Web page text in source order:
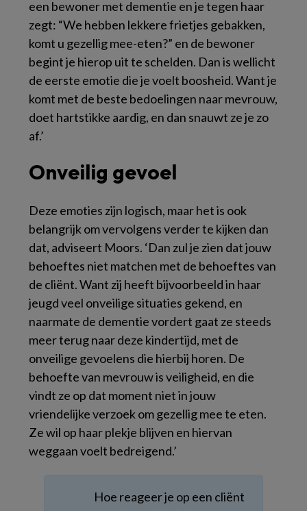
een bewoner met dementie en je tegen haar
zegt: “We hebben lekkere frietjes gebakken,
komt u gezellig mee-eten?” en de bewoner
begint je hierop uit te schelden. Dan is wellicht
de eerste emotie die je voelt boosheid. Want je
komt met de beste bedoelingen naar mevrouw,
doet hartstikke aardig, en dan snauwt ze je zo
af.’
Onveilig gevoel
Deze emoties zijn logisch, maar het is ook
belangrijk om vervolgens verder te kijken dan
dat, adviseert Moors. ‘Dan zul je zien dat jouw
behoeftes niet matchen met de behoeftes van
de cliënt. Want zij heeft bijvoorbeeld in haar
jeugd veel onveilige situaties gekend, en
naarmate de dementie vordert gaat ze steeds
meer terug naar deze kindertijd, met de
onveilige gevoelens die hierbij horen. De
behoefte van mevrouw is veiligheid, en die
vindt ze op dat moment niet in jouw
vriendelijke verzoek om gezellig mee te eten.
Ze wil op haar plekje blijven en hiervan
weggaan voelt bedreigend.’
Hoe reageer je op een cliënt